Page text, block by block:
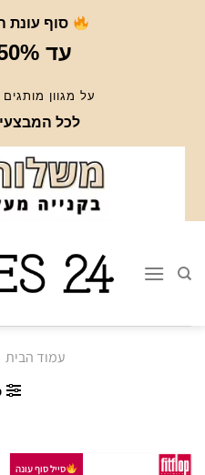
סוף עונת
עד 50% הנחה
על מגוון
לכל
עמוד הבית
סייל סוף עונה